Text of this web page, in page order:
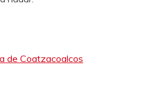
de Coatzacoalcos